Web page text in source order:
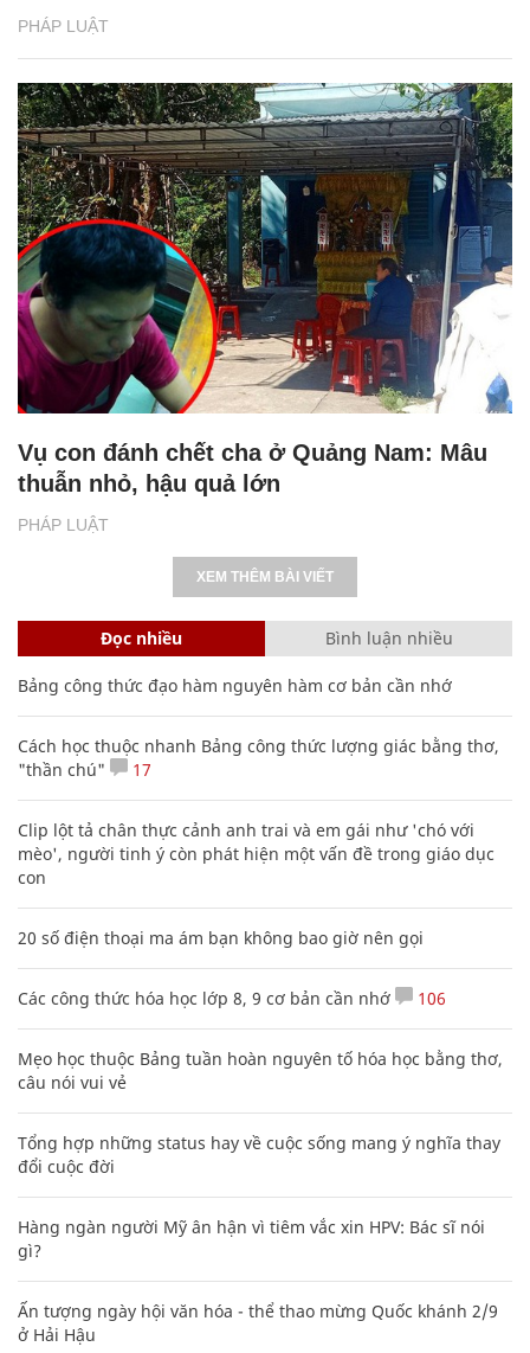
PHÁP LUẬT
PHÁP LUẬT
Vụ con đánh chết cha ở Quảng Nam: Mâu
thuẫn nhỏ, hậu quả lớn
XEM THÊM BÀI VIẾT
Đọc nhiều Bình luận nhiều
Bảng công thức đạo hàm nguyên hàm cơ bản cần nhớ
Cách học thuộc nhanh Bảng công thức lượng giác bằng thơ,
"thần chú"
17
Clip lột tả chân thực cảnh anh trai và em gái như 'chó với
mèo', người tinh ý còn phát hiện một vấn đề trong giáo dục
con
20 số điện thoại ma ám bạn không bao giờ nên gọi
Các công thức hóa học lớp 8, 9 cơ bản cần nhớ 106
Mẹo học thuộc Bảng tuần hoàn nguyên tố hóa học bằng thơ,
câu nói vui vẻ
Tổng hợp những status hay về cuộc sống mang ý nghĩa thay
đổi cuộc đời
Hàng ngàn người Mỹ ân hận vì tiêm vắc xin HPV: Bác sĩ nói
gì?
Ấn tượng ngày hội văn hóa - thể thao mừng Quốc khánh 2/9
ở Hải Hậu